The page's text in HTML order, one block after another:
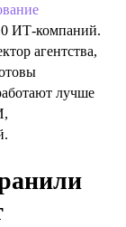
ИТ‑компаний.
агентства,
лучше